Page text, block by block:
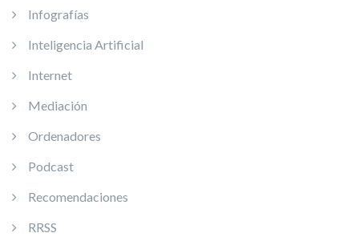
Infografías
Inteligencia Artificial
Internet
Mediación
Ordenadores
Podcast
Recomendaciones
RRSS